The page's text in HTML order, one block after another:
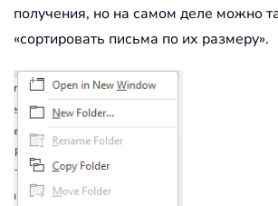
получения, но на самом деле можно
«сортировать письма по их размеру».